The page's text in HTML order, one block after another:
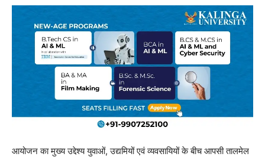
आयोजन का मुख्य उद्देश्य युवाओं, उद्यमियों एवं व्यवसायियों के बीच आपसी तालमेल